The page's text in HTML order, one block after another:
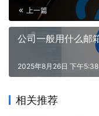
上一篇
公司一般用什么邮
2025年8月26日 下午5:38
相关推荐